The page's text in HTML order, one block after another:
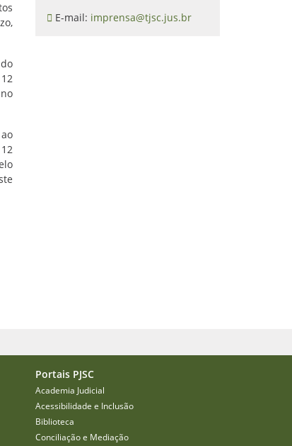
E-mail: imprensa@tjsc.jus.br
Portais PJSC
Academia Judicial
Acessibilidade e Inclusão
Biblioteca
Conciliação e Mediação